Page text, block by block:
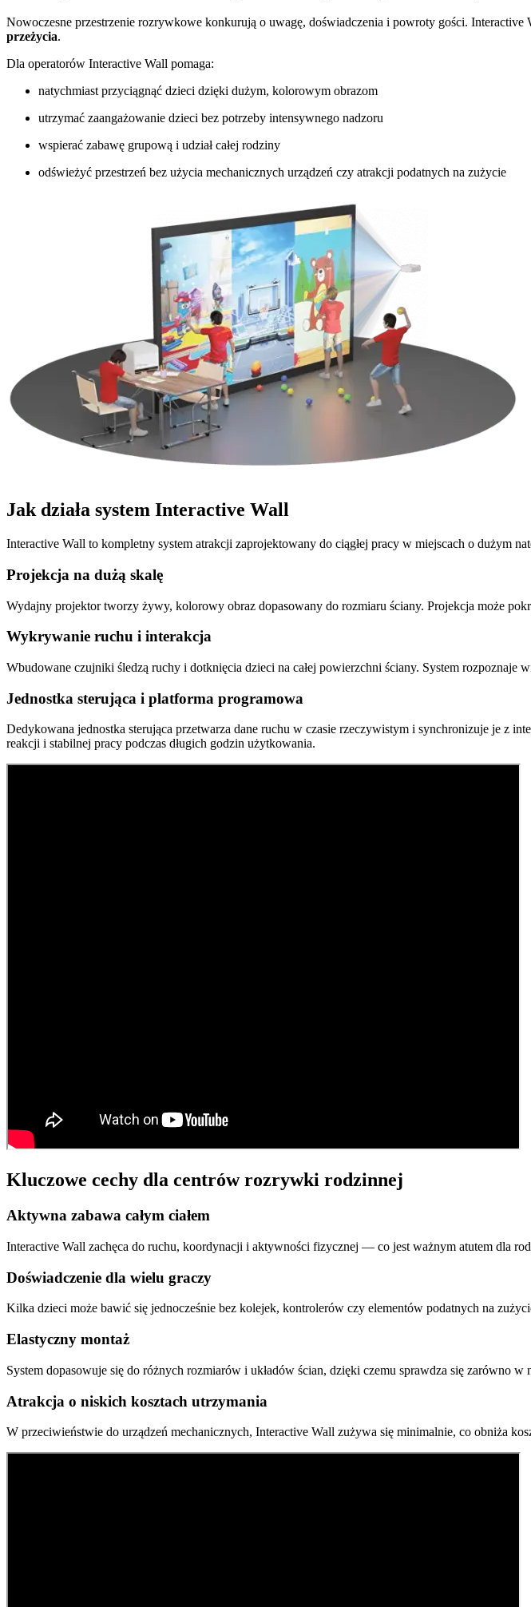
Nowoczesne przestrzenie rozrywkowe konkurują o uwagę, doświadczenia i powroty gości. Interactive
przeżycia.
Dla operatorów Interactive Wall pomaga:
natychmiast przyciągnąć dzieci dzięki dużym, kolorowym obrazom
utrzymać zaangażowanie dzieci bez potrzeby intensywnego nadzoru
wspierać zabawę grupową i udział całej rodziny
odświeżyć przestrzeń bez użycia mechanicznych urządzeń czy atrakcji podatnych na zużycie
Jak działa system Interactive Wall
Interactive Wall to kompletny system atrakcji zaprojektowany do ciągłej pracy w miejscach o dużym
Projekcja na dużą skalę
Wydajny projektor tworzy żywy, kolorowy obraz dopasowany do rozmiaru ściany. Projekcja może
Wykrywanie ruchu i interakcja
Wbudowane czujniki śledzą ruchy i dotknięcia dzieci na całej powierzchni ściany. System rozpoznaje
Jednostka sterująca i platforma programowa
Dedykowana jednostka sterująca przetwarza dane ruchu w czasie rzeczywistym i synchronizuje je z
reakcji i stabilnej pracy podczas długich godzin użytkowania.
Kluczowe cechy dla centrów rozrywki rodzinnej
Aktywna zabawa całym ciałem
Interactive Wall zachęca do ruchu, koordynacji i aktywności fizycznej — co jest ważnym atutem dla
Doświadczenie dla wielu graczy
Kilka dzieci może bawić się jednocześnie bez kolejek, kontrolerów czy elementów podatnych na
Elastyczny montaż
System dopasowuje się do różnych rozmiarów i układów ścian, dzięki czemu sprawdza się zarówno
Atrakcja o niskich kosztach utrzymania
W przeciwieństwie do urządzeń mechanicznych, Interactive Wall zużywa się minimalnie, co obniża